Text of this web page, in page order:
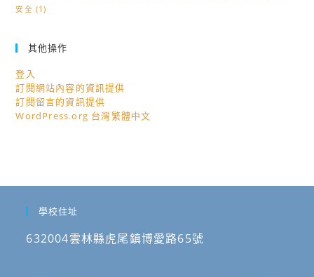
安全 (1)
其他操作
登入
訂閱網站內容的資訊提供
訂閱留言的資訊提供
WordPress.org 台灣繁體中文
學校住址
632004雲林縣虎尾鎮博愛路65號